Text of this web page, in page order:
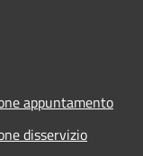
appuntamento
disservizio